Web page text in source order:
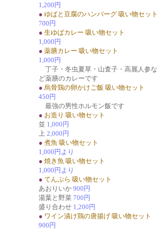
1,200円
● ゆばと豆腐のハンバーグ 吸い物セット
700円
● 生ゆばカレー 吸い物セット
1,000円
● 薬膳カレー 吸い物セット
1,000円
丁子・冬虫夏草・山査子・高麗人参な
ど薬膳のカレーです
● 烏骨鶏の卵かけご飯 吸い物セット
450円
最強の男性ホルモン飯です
● お造り 吸い物セット
並 1,000円
上 2,000円
● 煮魚 吸い物セット
1,000円より
● 焼き魚 吸い物セット
1,000円より
● てんぷら 吸い物セット
あおりいか 900円
湯葉と野菜 700円
盛り合わせ 1,200円
● ワイン漬け鶏の唐揚げ 吸い物セット
900円